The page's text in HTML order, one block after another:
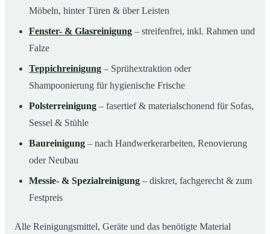
Möbeln, hinter Türen & über Leisten
Fenster- & Glasreinigung – streifenfrei, inkl. Rahmen und
Falze
Teppichreinigung – Sprühextraktion oder
Shampoonierung für hygienische Frische
Polsterreinigung – fasertief & materialschonend für Sofas,
Sessel & Stühle
Baureinigung – nach Handwerkerarbeiten, Renovierung
oder Neubau
Messie- & Spezialreinigung – diskret, fachgerecht & zum
Festpreis
Alle Reinigungsmittel, Geräte und das benötigte Material